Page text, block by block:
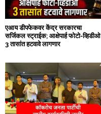
एआय डीपफेकवर केंद्र सरकारचा
सर्जिकल स्ट्राईक; आक्षेपार्ह फोटो-व्हिडीओ
3 तासांत हटवावे लागणार